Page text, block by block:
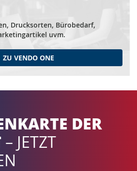
Drucksorten, Bürobedarf,
uvm.
ZU VENDO ONE
DER
– JETZT